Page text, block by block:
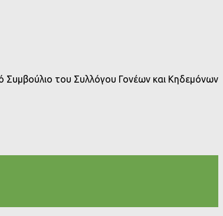
Συμβούλιο του Συλλόγου Γονέων και Κηδεμόνων